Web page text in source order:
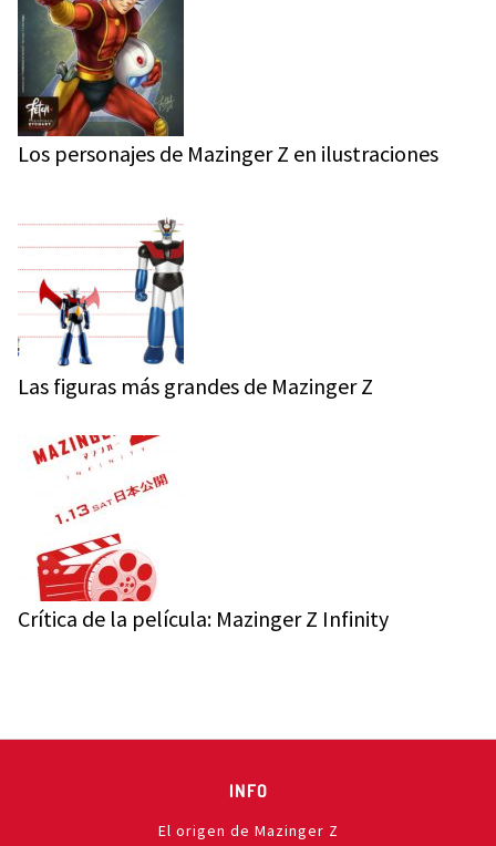
Los personajes de Mazinger Z en ilustraciones
Las figuras más grandes de Mazinger Z
Crítica de la película: Mazinger Z Infinity
INFO
El origen de Mazinger Z